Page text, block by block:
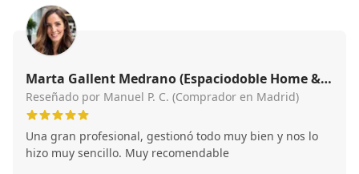
una oferta mejor y así fue , Después de unas 25 mas o
menos visitas cumplió y es más prácticamente su
comisión nos la regaló al conseguir una venta superior a
las dos ofertas aseguradas. Excelente persona. Empatía
matrícula de honor. Persona a la que se le puede confiar
este tipo de venta sea donde sea.
Marta Gallent Medrano (Espaciodoble Home &
Properties)
Reseñado por Manuel P. C. (Comprador en Madrid)
Una gran profesional, gestionó todo muy bien y nos lo
hizo muy sencillo. Muy recomendable